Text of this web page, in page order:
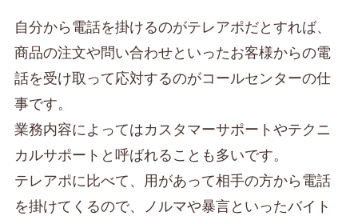
自分から電話を掛けるのがテレアポだとすれば、
商品の注文や問い合わせといったお客様からの電
話を受け取って応対するのがコールセンターの仕
事です。
業務内容によってはカスタマーサポートやテクニ
カルサポートと呼ばれることも多いです。
テレアポに比べて、用があって相手の方から電話
を掛けてくるので、ノルマや暴言といったバイト